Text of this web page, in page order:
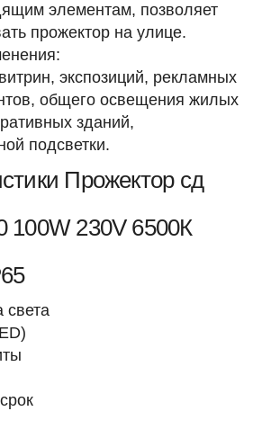
элементам, позволяет
прожектор на улице.
экспозиций, рекламных
общего освещения жилых
зданий,
подсветки.
Прожектор сд
230V 6500К
света